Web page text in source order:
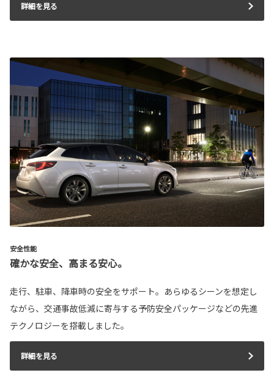
詳細を見る
安全性能
確かな安全、高まる安心。
走行、駐車、降車時の安全をサポート。あらゆるシーンを想定し
ながら、交通事故低減に寄与する予防安全パッケージなどの先進
テクノロジーを搭載しました。
詳細を見る